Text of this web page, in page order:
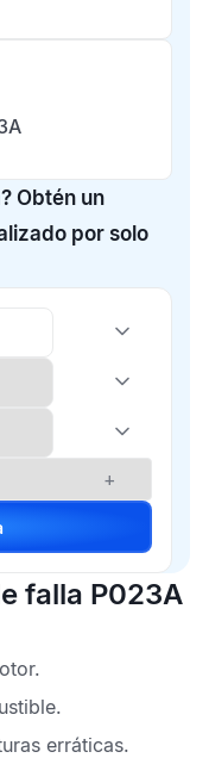
Obtén un
por solo
+
falla P023A
erráticas.